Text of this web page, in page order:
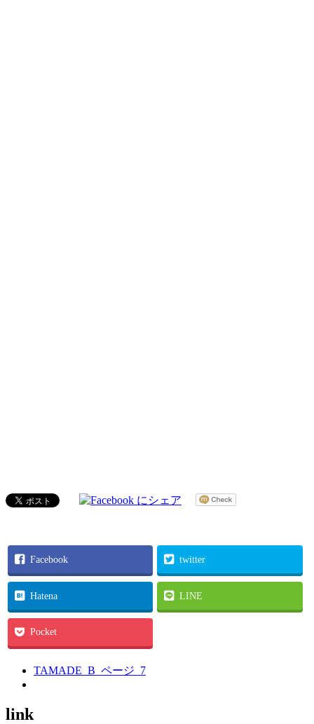
Facebook twitter
Hatena LINE
Pocket
TAMADE_B_ページ_7
link